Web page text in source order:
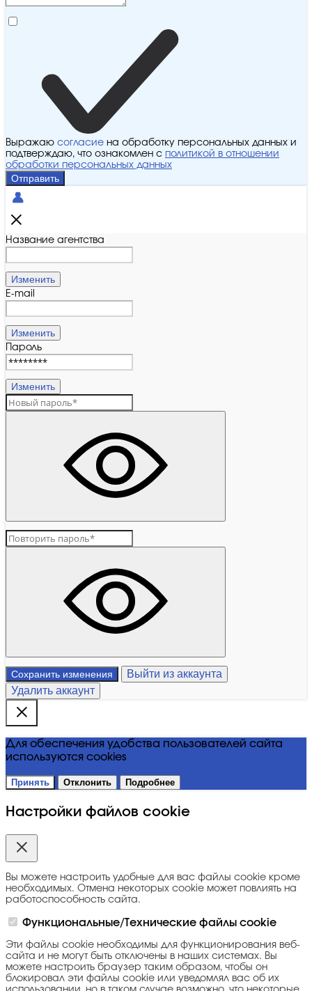
Выражаю согласие на обработку персональных данных и
подтверждаю, что ознакомлен с политикой в отношении
обработки персональных данных
Отправить
Название агентства
Изменить
E-mail
Изменить
Пароль
Изменить
Сохранить изменения
Выйти из аккаунта
Удалить аккаунт
Для обеспечения удобства пользователей сайта
используются cookies
Принять Отклонить Подробнее
Настройки файлов cookie
Вы можете настроить удобные для вас файлы cookie кроме
необходимых. Отмена некоторых cookie может повлиять на
работоспособность сайта.
Функциональные/Технические файлы cookie
Эти файлы cookie необходимы для функционирования веб-
сайта и не могут быть отключены в наших системах. Вы
можете настроить браузер таким образом, чтобы он
блокировал эти файлы cookie или уведомлял вас об их